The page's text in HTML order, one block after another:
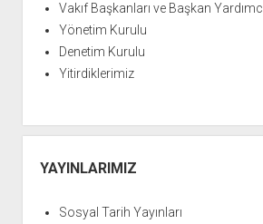
Vakıf Başkanları ve Başkan
Yönetim Kurulu
Denetim Kurulu
Yitirdiklerimiz
YAYINLARIMIZ
Sosyal Tarih Yayınları